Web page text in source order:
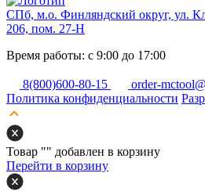
СПб, м.о. Финляндский округ, ул.
206, пом. 27-Н
Время работы: с 9:00 до 17:00
8(800)600-80-15
order-
Политика конфиденциальности
Товар "" добавлен в корзину
Перейти в корзину